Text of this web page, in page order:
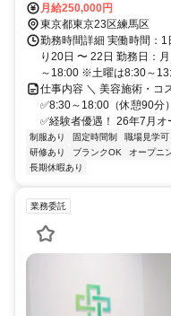
月給250,000円
東京都東京23区練馬区
勤務時間詳細 実働時間：
り20日 〜 22日 勤務日：
～18:00 ※土曜は8:30～
仕事内容 ＼ 美容施術・コ
✅8:30～18:00（休憩90分
✅経験者優遇！ 26年7月
制服あり 固定時間制 職場見学可
研修あり
ブランクOK オープニ
長期休暇あり
業務委託